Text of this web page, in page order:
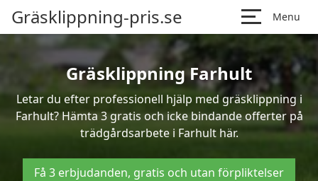
Gräsklippning-pris.se Menu
Gräsklippning Farhult
Letar du efter professionell hjälp med gräsklippning i
Farhult? Hämta 3 gratis och icke bindande offerter på
trädgårdsarbete i Farhult här.
Få 3 erbjudanden, gratis och utan förpliktelser